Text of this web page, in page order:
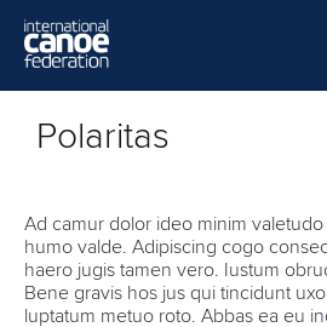
Events
Disciplines
Polaritas
Ad camur dolor ideo minim
humo valde. Adipiscing cogo
haero jugis tamen vero. Iustum
Bene gravis hos jus qui tincidunt
luptatum metuo roto. Abbas ea eu